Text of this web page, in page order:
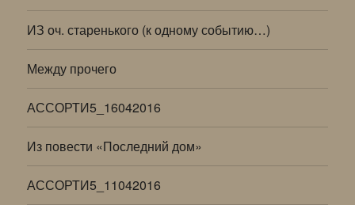
ИЗ оч. старенького (к одному событию…)
Между прочего
АССОРТИ5_16042016
Из повести «Последний дом»
АССОРТИ5_11042016